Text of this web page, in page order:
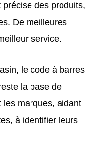
des produits,
De meilleures
service.
le code à barres
la base de
les marques, aidant
à identifier leurs